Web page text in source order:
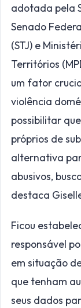
adotada pela
Senado
(STJ) e
Territórios
um fator
violência
possibilitar
próprios de
alternativa
abusivos,
destaca
Ficou
responsável
em situação
que tenham
seus dados